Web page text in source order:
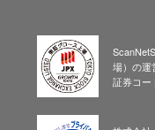
場）の運
証券コー